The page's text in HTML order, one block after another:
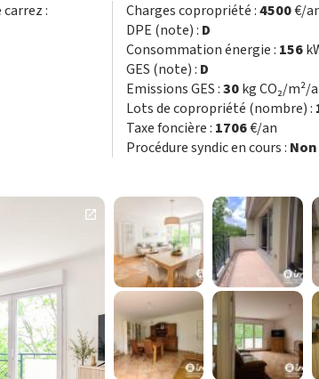
carrez :
Charges copropriété :4500€/
DPE (note) : D
Consommation énergie : 156
GES (note) : D
Emissions GES :30kg CO₂/m²/
Lots de copropriété (nombre) :
Taxe foncière : 1706€/an
Procédure syndic en cours : Non